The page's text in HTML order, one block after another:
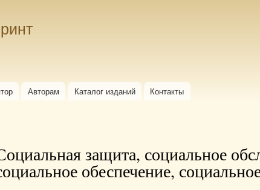
Авторам Каталог изданий Контакты
защита, социальное
обеспечение,